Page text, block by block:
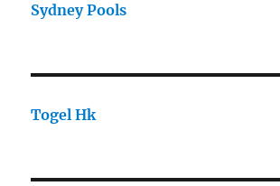
Sydney Pools
Togel Hk